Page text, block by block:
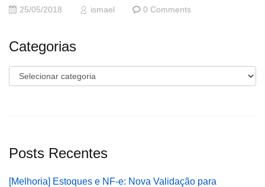
25/05/2018 ismael 0 Comments
Categorias
Categorias
Posts Recentes
[Melhoria] Estoques e NF-e: Nova Validação para